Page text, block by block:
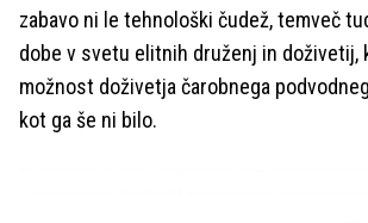
zabavo ni le tehnološki čudež, temveč
dobe v svetu elitnih druženj in doživetij,
možnost doživetja čarobnega
kot ga še ni bilo.